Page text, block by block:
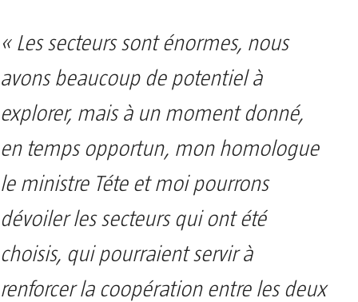
« Les secteurs sont énormes, nous
avons beaucoup de potentiel à
explorer, mais à un moment donné,
en temps opportun, mon homologue
le ministre Téte et moi pourrons
dévoiler les secteurs qui ont été
choisis, qui pourraient servir à
renforcer la coopération entre les deux